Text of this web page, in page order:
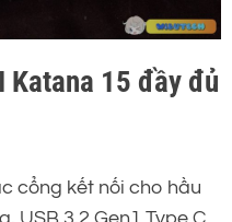
Katana 15 đầy đủ
cổng kết nối cho hầu